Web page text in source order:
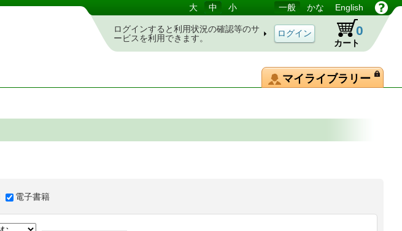
大 中 小 一般 かな English
ログインすると利用状況の確認等のサ
ービスを利用できます。
カート
0
マイライブラリー
電子書籍